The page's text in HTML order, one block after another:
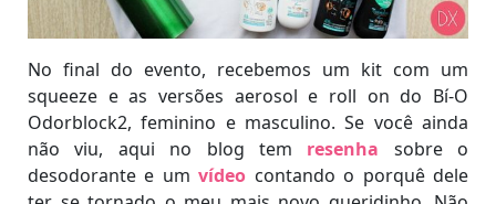
No final do evento, recebemos um kit com um
squeeze e as versões aerosol e roll on do Bí-O
Odorblock2, feminino e masculino. Se você ainda
não viu, aqui no blog tem resenha sobre o
desodorante e umvídeo contando o porquê dele